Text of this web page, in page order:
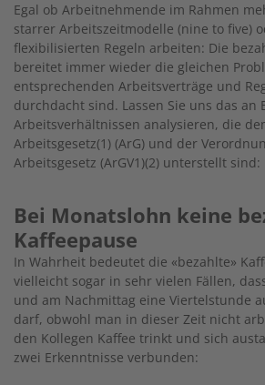
Egal ob Arbeitnehmende im Rahmen
starrer Arbeitszeitmodelle (nine to five)
flexibilisierten Regeln arbeiten: Die
bereitet immer wieder die gleichen
entsprechenden Arbeitsverträge und
durchdacht sind. Lassen Sie uns das an
Arbeitsverhältnissen analysieren, die
Arbeitsgesetz(1) (ArG) und der
Arbeitsgesetz (ArGV1)(2) unterstellt sind:
Bei Monatslohn keine
Kaffeepause
In Wahrheit bedeutet die «bezahlte»
vielleicht sogar in sehr vielen Fällen,
und am Nachmittag eine Viertelstunde
darf, obwohl man in dieser Zeit nicht
den Kollegen Kaffee trinkt und sich
zwei Erkenntnisse verbunden: